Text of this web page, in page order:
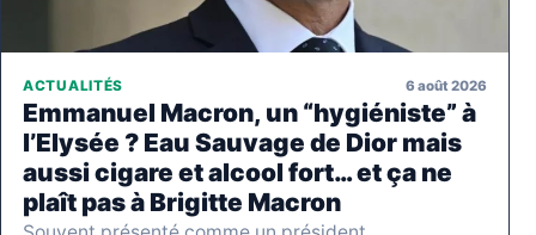
ACTUALITÉS 6 août 2026
Emmanuel Macron, un “hygiéniste” à
l’Elysée ? Eau Sauvage de Dior mais
aussi cigare et alcool fort… et ça ne
plaît pas à Brigitte Macron